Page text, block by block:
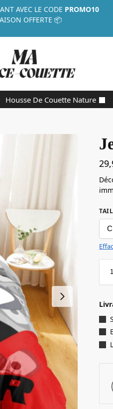
AVEC LE CODE PROMO10
OFFERTE 📦
Housse De Couette Nature